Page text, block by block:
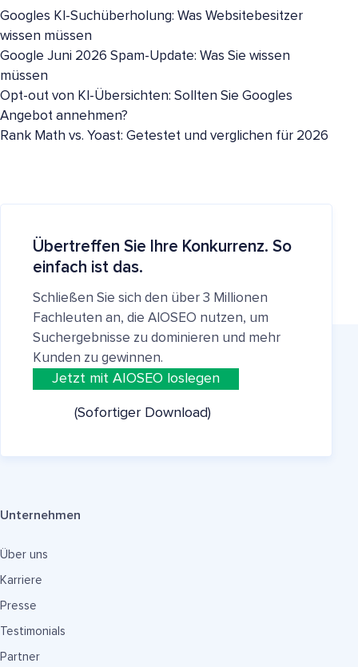
Googles KI-Suchüberholung: Was Websitebesitzer
wissen müssen
Google Juni 2026 Spam-Update: Was Sie wissen
müssen
Opt-out von KI-Übersichten: Sollten Sie Googles
Angebot annehmen?
Rank Math vs. Yoast: Getestet und verglichen für 2026
Übertreffen Sie Ihre Konkurrenz. So
einfach ist das.
Schließen Sie sich den über 3 Millionen
Fachleuten an, die AIOSEO nutzen, um
Suchergebnisse zu dominieren und mehr
Kunden zu gewinnen.
Jetzt mit AIOSEO loslegen
(Sofortiger Download)
Unternehmen
Über uns
Karriere
Presse
Testimonials
Partner